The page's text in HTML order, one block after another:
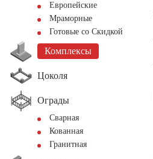
Европейские
Мраморные
Готовые со Скидкой
Комплексы
Цоколя
Ограды
Сварная
Кованная
Гранитная